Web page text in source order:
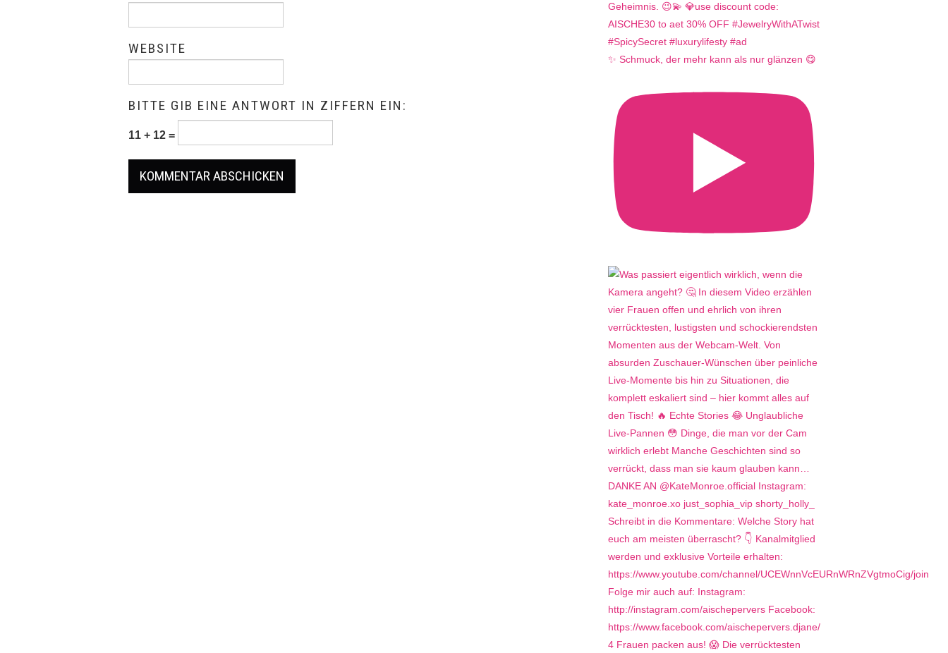
WEBSITE
BITTE GIB EINE ANTWORT IN ZIFFERN EIN:
11 + 12 =
✨ Schmuck, der mehr kann als nur glänzen 😋
4 Frauen packen aus! 😱 Die verrücktesten